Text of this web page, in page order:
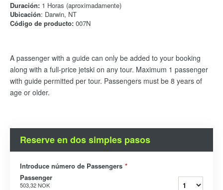
Duración: 1 Horas (aproximadamente)
Ubicación: Darwin, NT
Código de producto: 007N
A passenger with a guide can only be added to your booking
along with a full-price jetski on any tour. Maximum 1 passenger
with guide permitted per tour. Passengers must be 8 years of
age or older.
Reserve en dos simples pasos
Introduce número de Passengers *
Passenger
503,32 NOK